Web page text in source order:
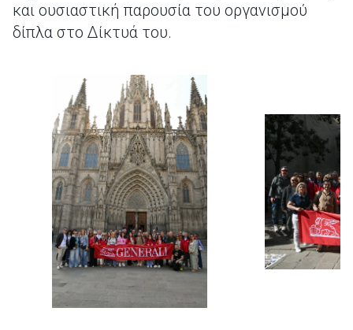
και ουσιαστική παρουσία του οργανισμού
δίπλα στο Δίκτυά του.